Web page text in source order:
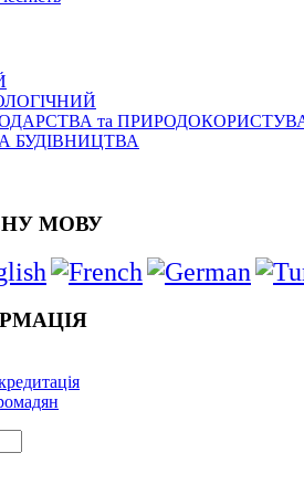
та
БУДІВНИЦТВА
МОВУ